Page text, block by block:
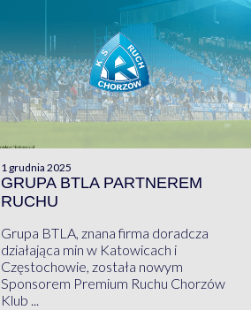
1 grudnia 2025
GRUPA BTLA PARTNEREM
RUCHU
Grupa BTLA, znana firma doradcza
działająca min w Katowicach i
Częstochowie, została nowym
Sponsorem Premium Ruchu Chorzów
Klub ...